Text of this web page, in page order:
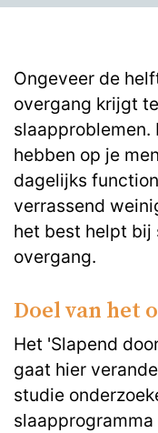
Ongeveer de
overgang krijgt
slaapproblemen.
hebben op je
dagelijks
verrassend
het best helpt bij
overgang.
Doel van het
Het 'Slapend
gaat hier
studie